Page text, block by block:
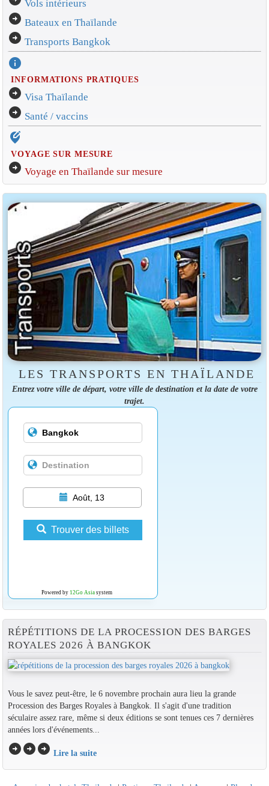
Vols intérieurs
arrow_circle_right Bateaux en Thaïlande
arrow_circle_right Transports Bangkok
info
INFORMATIONS PRATIQUES
arrow_circle_right Visa Thaïlande
arrow_circle_right Santé / vaccins
edit_location_alt
VOYAGE SUR MESURE
arrow_circle_right Voyage en Thaïlande sur mesure
LES TRANSPORTS EN THAÏLANDE
Entrez votre ville de départ, votre ville de destination et la date de votre
trajet.
Août, 13
Trouver des billets
Powered by 12Go Asiasystem
RÉPÉTITIONS DE LA PROCESSION DES BARGES
ROYALES 2026 À BANGKOK
Vous le savez peut-être, le 6 novembre prochain aura lieu la grande
Procession des Barges Royales à Bangkok. Il s'agit d'une tradition
séculaire assez rare, même si deux éditions se sont tenues ces 7 dernières
années lors d'événements...
arrow_circle_rightarrow_circle_rightarrow_circle_right Lire la suite